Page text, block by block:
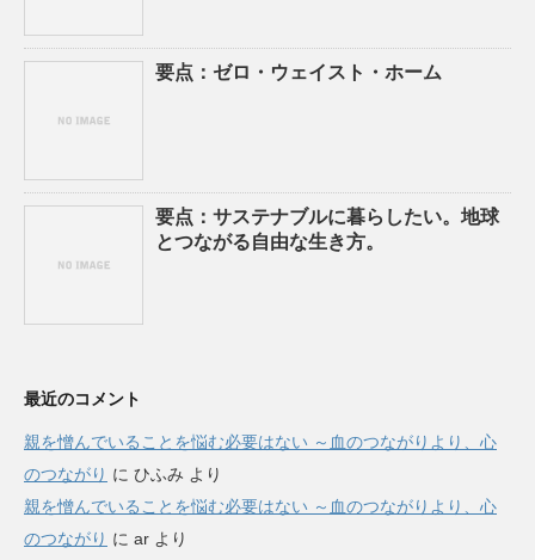
要点：ゼロ・ウェイスト・ホーム
要点：サステナブルに暮らしたい。地球
とつながる自由な生き方。
最近のコメント
親を憎んでいることを悩む必要はない ～血のつながりより、心
のつながり に ひふみ より
親を憎んでいることを悩む必要はない ～血のつながりより、心
のつながり に ar より